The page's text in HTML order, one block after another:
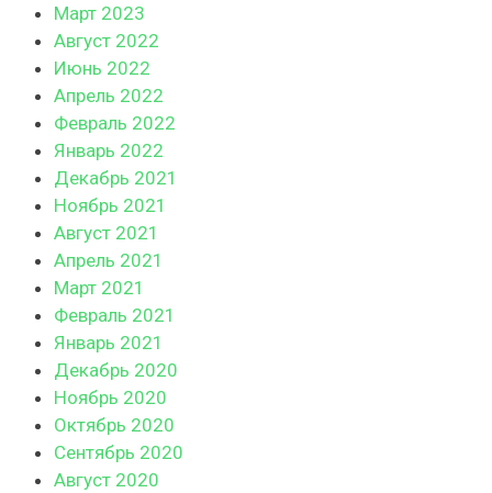
Март 2023
Август 2022
Июнь 2022
Апрель 2022
Февраль 2022
Январь 2022
Декабрь 2021
Ноябрь 2021
Август 2021
Апрель 2021
Март 2021
Февраль 2021
Январь 2021
Декабрь 2020
Ноябрь 2020
Октябрь 2020
Сентябрь 2020
Август 2020